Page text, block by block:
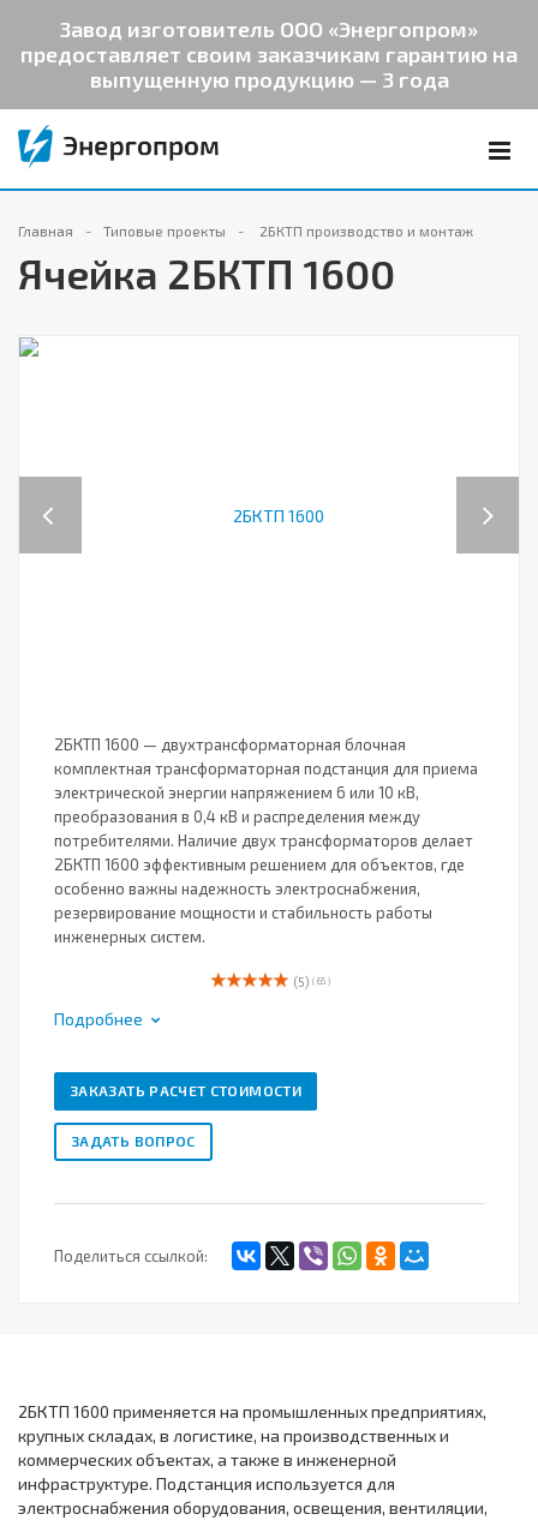
Завод изготовитель ООО «Энергопром»
предоставляет своим заказчикам гарантию на
выпущенную продукцию — 3 года
Главная Типовые проекты 2БКТП производство и монтаж
Ячейка 2БКТП 1600
2БКТП 1600 — двухтрансформаторная блочная
комплектная трансформаторная подстанция для приема
электрической энергии напряжением 6 или 10 кВ,
преобразования в 0,4 кВ и распределения между
потребителями. Наличие двух трансформаторов делает
2БКТП 1600 эффективным решением для объектов, где
особенно важны надежность электроснабжения,
резервирование мощности и стабильность работы
инженерных систем.
(5) ( 65 )
Подробнее
ЗАКАЗАТЬ РАСЧЕТ СТОИМОСТИ
ЗАДАТЬ ВОПРОС
Поделиться ссылкой:
2БКТП 1600 применяется на промышленных предприятиях,
крупных складах, в логистике, на производственных и
коммерческих объектах, а также в инженерной
инфраструктуре. Подстанция используется для
электроснабжения оборудования, освещения, вентиляции,